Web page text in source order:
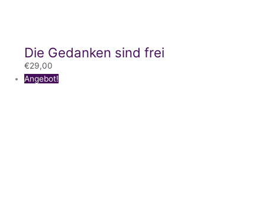
Die Gedanken sind frei
€29,00
Angebot!